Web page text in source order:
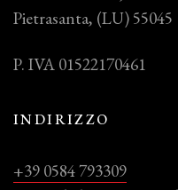
Pietrasanta, (LU) 55045
P. IVA 01522170461
INDIRIZZO
+39 0584 793309